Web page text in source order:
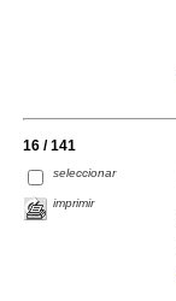
16 / 141
seleccionar
imprimir